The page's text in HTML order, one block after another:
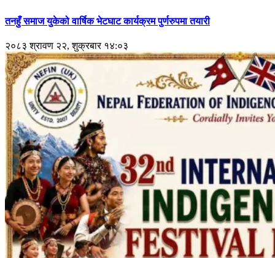
तनहुँ समाज युकेको वार्षिक भेटघाट कार्यक्रम पुर्णरुपमा तयारी
२०८३ श्रावण २२, शुक्रबार १४:०३